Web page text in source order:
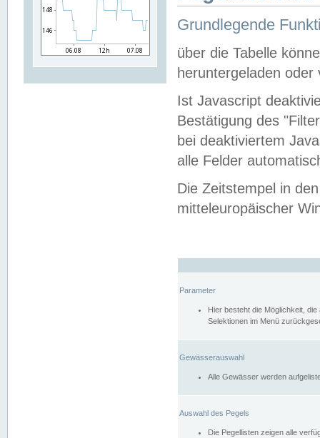
Grundlegende
über die Tabelle
heruntergeladen oder
Ist Javascript
Bestätigung des
bei deaktiviertem
alle Felder
Die Zeitstempel in
mitteleuropäischer
Parameter
Hier besteht die Möglichkeit,
Selektionen im Menü
Gewässerauswahl
Alle Gewässer werden
Auswahl des Pegels
Die Pegellisten zeigen alle